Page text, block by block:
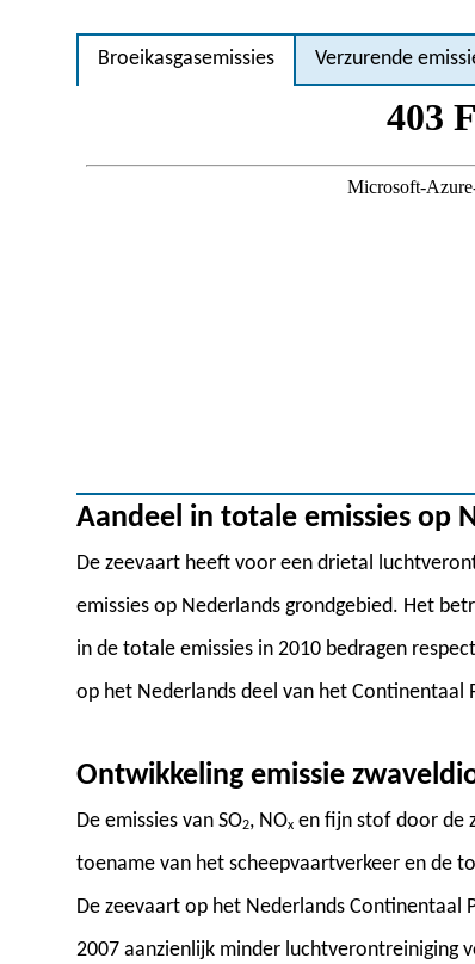
Broeikasgasemissies Verzurende
Aandeel in totale emissies op
De zeevaart heeft voor een drietal
emissies op Nederlands grondgebied. Het
in de totale emissies in 2010 bedragen
op het Nederlands deel van het Continentaal
Ontwikkeling emissie
De emissies van SO2, NOx en fijn stof door de
toename van het scheepvaartverkeer en de
De zeevaart op het Nederlands Continentaal
2007 aanzienlijk minder luchtverontreiniging